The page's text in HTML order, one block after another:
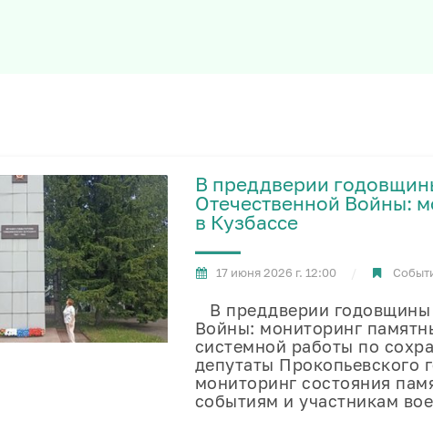
В преддверии
Отечественной Войны:
в Кузбассе
17 июня 2026 г. 12:00
В преддверии годовщины
Войны: мониторинг
системной работы по
депутаты Прокопьевского
мониторинг состояния
событиям и участникам